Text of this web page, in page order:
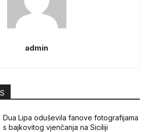
admin
Dua Lipa oduševila fanove fotografijama
s bajkovitog vjenčanja na Siciliji